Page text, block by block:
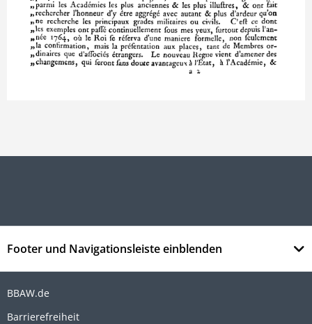
Footer und Navigationsleiste einblenden
BBAW.de
Barrierefreiheit